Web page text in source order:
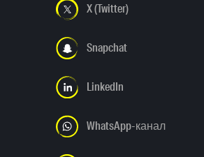
X (Twitter)
Snapchat
LinkedIn
WhatsApp-канал